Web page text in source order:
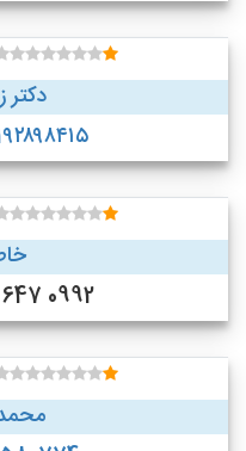
دکتر
0992 647 5463 (شهریار)